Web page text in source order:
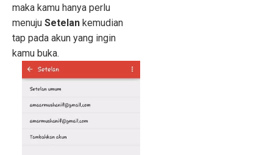
maka kamu hanya perlu
menuju Setelan kemudian
tap pada akun yang ingin
kamu buka.